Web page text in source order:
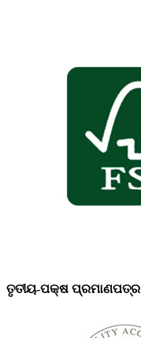
ତୃତୀୟ-ପକ୍ଷ ପ୍ରମାଣପତ୍ର